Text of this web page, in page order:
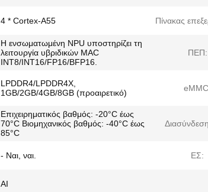
4 * Cortex-A55 Πίνακας
Η ενσωματωμένη NPU υποστηρίζει τη
λειτουργία υβριδικών MAC
INT8/INT16/FP16/BFP16.
ΠΕΠ:
LPDDR4/LPDDR4X,
1GB/2GB/4GB/8GB (προαιρετικό)
Επιχειρηματικός βαθμός: -20°C έως
70°C Βιομηχανικός βαθμός: -40°C έως
85°C
- Ναι, ναι. ΕΣ:
ΑΙ